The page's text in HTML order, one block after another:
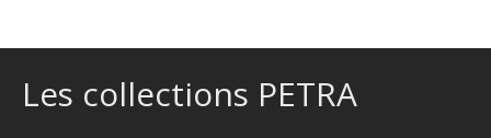
Les collections PETRA